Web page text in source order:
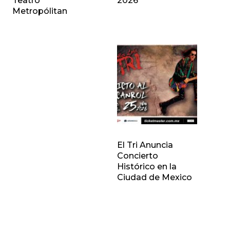
Metropólitan
El Tri Anuncia
Concierto
Histórico en la
Ciudad de Mexico